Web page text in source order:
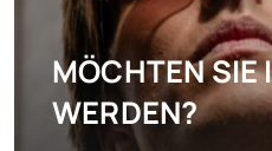
MÖCHTEN SIE
WERDEN?